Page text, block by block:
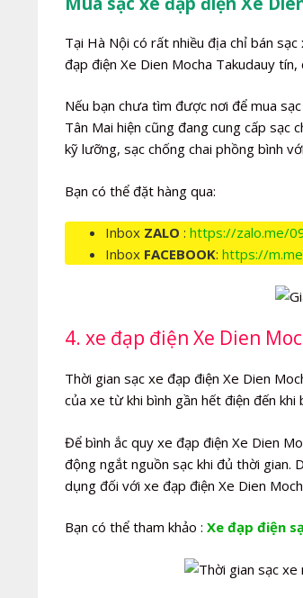
Tại Hà Nội có rất nhiều địa chỉ bán
đạp điện Xe Dien Mocha Takudauy
Nếu bạn chưa tìm được nơi để mua
Tân Mai hiện cũng đang cung cấp
kỹ lưỡng, sạc chống chai phồng bình với
Bạn có thể đặt hàng qua:
Inbox ZALO : https://zalo.me/
Inbox FACEBOOK: https://
4. xe đạp điện Xe Dien
Thời gian sạc xe đạp điện Xe Dien
của xe từ khi bình gần hết điện đến khi
Để bình ắc quy xe đạp điện Xe Dien
động ngắt nguồn sạc khi đủ thời gian.
dụng đối với xe đạp điện Xe Dien
Bạn có thể tham khảo : Xe đạp điện